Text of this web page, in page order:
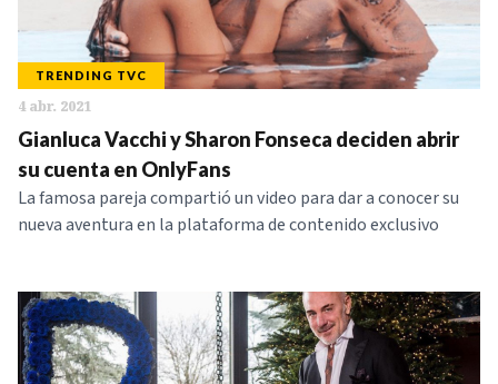
TRENDING TVC
4 abr. 2021
Gianluca Vacchi y Sharon Fonseca deciden abrir
su cuenta en OnlyFans
La famosa pareja compartió un video para dar a conocer su
nueva aventura en la plataforma de contenido exclusivo